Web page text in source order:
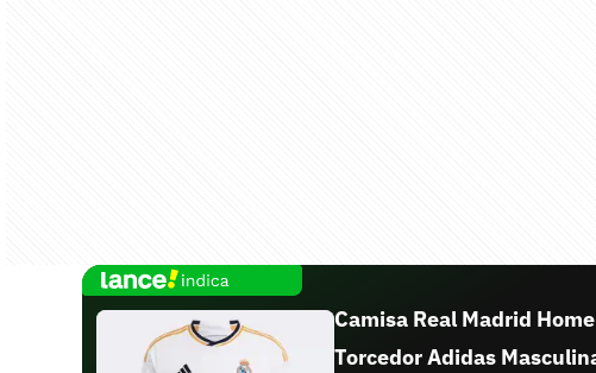
Camisa Real Madrid
Torcedor Adidas